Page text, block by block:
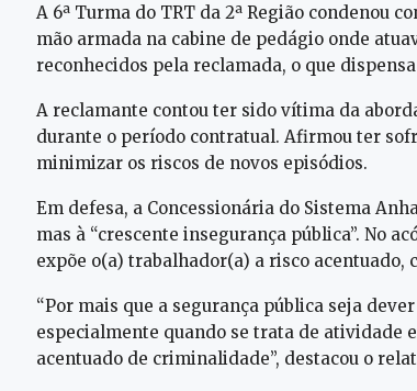
A 6ª Turma do TRT da 2ª Região condenou
mão armada na cabine de pedágio onde
reconhecidos pela reclamada, o que
A reclamante contou ter sido vítima da
durante o período contratual. Afirmou ter
minimizar os riscos de novos episódios.
Em defesa, a Concessionária do Sistema
mas à “crescente insegurança pública”. No
expõe o(a) trabalhador(a) a risco acentuado,
“Por mais que a segurança pública seja
especialmente quando se trata de atividade
acentuado de criminalidade”, destacou o